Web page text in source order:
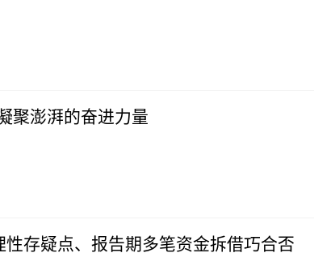
聚澎湃的奋进力量
存疑点、报告期多笔资金拆借巧合否